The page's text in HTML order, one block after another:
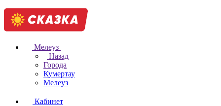
Мелеуз
Назад
Города
Кумертау
Мелеуз
Кабинет